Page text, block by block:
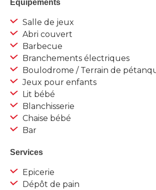
Equipements
Salle de jeux
Abri couvert
Barbecue
Branchements électriques
Boulodrome / Terrain de
Jeux pour enfants
Lit bébé
Blanchisserie
Chaise bébé
Bar
Services
Epicerie
Dépôt de pain